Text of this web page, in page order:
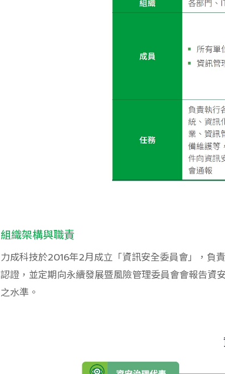
組織架構與職責
力成科技於2016年2月成立「資訊安全委員會」，負
認證，並定期向永續發展暨風險管理委員會會報告資
之水準。